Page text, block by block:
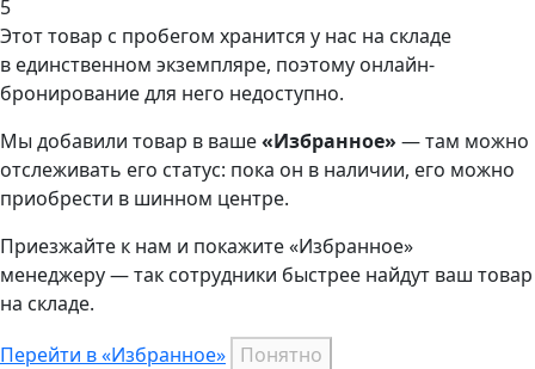
5
Этот товар с пробегом хранится у нас на складе
в единственном экземпляре, поэтому онлайн-
бронирование для него недоступно.
Мы добавили товар в ваше«Избранное» — там можно
отслеживать его статус: пока он в наличии, его можно
приобрести в шинном центре.
Приезжайте к нам и покажите «Избранное»
менеджеру — так сотрудники быстрее найдут ваш товар
на складе.
Перейти в «Избранное» Понятно